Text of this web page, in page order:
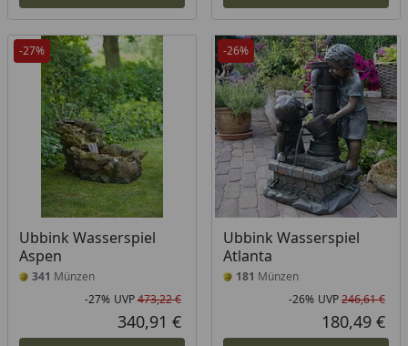
-27%
Ubbink Wasserspiel
Aspen
341 Münzen
Rabatt in Prozent
-27%
Ursprünglicher Preis
UVP473,22 €
Aktueller Preis
340,91 €
-26%
Ubbink Wasserspiel
Atlanta
181 Münzen
-26% UVP246,61 €
180,49 €